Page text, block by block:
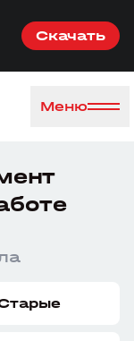
Скачать
Меню